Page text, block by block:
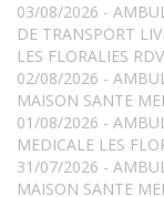
03/08/2026 -
DE TRANSPORT
LES FLORALIES RDV
02/08/2026 -
MAISON SANTE
01/08/2026 -
MEDICALE LES
31/07/2026 -
MAISON SANTE